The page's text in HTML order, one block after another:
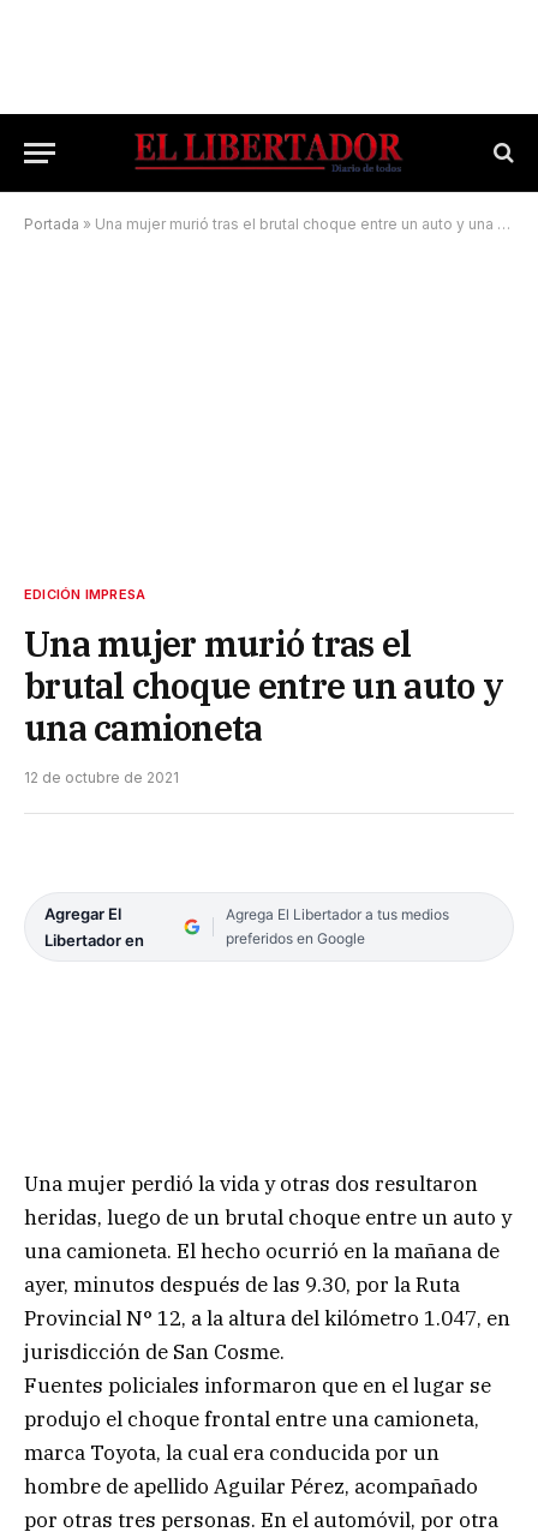
Portada » Una mujer murió tras el brutal choque entre un auto y una camioneta
EDICIÓN IMPRESA
Una mujer murió tras el
brutal choque entre un auto y
una camioneta
12 de octubre de 2021
Agregar El
Libertador en
Agrega El Libertador a tus medios
preferidos en Google
Una mujer perdió la vida y otras dos resultaron
heridas, luego de un brutal choque entre un auto y
una camioneta. El hecho ocurrió en la mañana de
ayer, minutos después de las 9.30, por la Ruta
Provincial N° 12, a la altura del kilómetro 1.047, en
jurisdicción de San Cosme.
Fuentes policiales informaron que en el lugar se
produjo el choque frontal entre una camioneta,
marca Toyota, la cual era conducida por un
hombre de apellido Aguilar Pérez, acompañado
por otras tres personas. En el automóvil, por otra